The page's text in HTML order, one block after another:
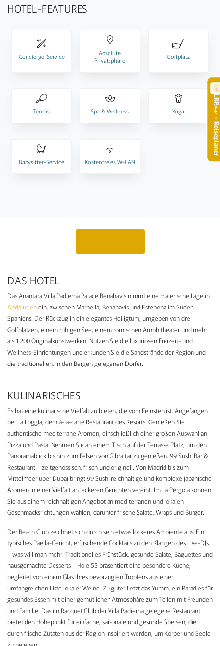
–
HOTEL-FEATURES
Concierge-Service
Absolute
Privatsphäre
Golfplatz
Tennis Spa & Wellness Yoga
Babysitter-Service Kostenfreies W-LAN
DAS HOTEL
Das Anantara Villa Padierna Palace Benahavís nimmt eine malerische Lage in
Andalusienein, zwischen Marbella, Benahavís und Estepona im Süden
Spaniens. Der Rückzug in ein elegantes Heiligtum, umgeben von drei
Golfplätzen, einem ruhigen See, einem römischen Amphitheater und mehr
als 1.200 Originalkunstwerken. Nutzen Sie die luxuriösen Freizeit- und
Wellness-Einrichtungen und erkunden Sie die Sandstrände der Region und
die traditionellen, in den Bergen gelegenen Dörfer.
KULINARISCHES
Es hat eine kulinarische Vielfalt zu bieten, die vom Feinsten ist. Angefangen
bei La Loggia, dem á-la-carte Restaurant des Resorts. Genießen Sie
authentische mediterrane Aromen, einschließlich einer großen Auswahl an
Pizza und Pasta. Nehmen Sie an einem Tisch auf der Terrasse Platz, um den
Panoramablick bis hin zum Felsen von Gibraltar zu genießen. 99 Sushi Bar &
Restaurant – zeitgenössisch, frisch und originell. Von Madrid bis zum
Mittelmeer über Dubai bringt 99 Sushi reichhaltige und komplexe japanische
Aromen in einer Vielfalt an leckeren Gerichten vereint. Im La Pérgola können
Sie aus einem reichhaltigen Angebot an mediterranen und lokalen
Geschmacksrichtungen wählen, darunter frische Salate, Wraps und Burger.
Der Beach Club zeichnet sich durch sein etwas lockeres Ambiente aus. Ein
typisches Paella-Gericht, erfrischende Cocktails zu den Klängen des Live-DJs
– was will man mehr. Traditionelles Frühstück, gesunde Salate, Baguettes und
hausgemachte Desserts – Hole 55 präsentiert eine besondere Küche,
begleitet von einem Glas Ihres bevorzugten Tropfens aus einer
umfangreichen Liste lokaler Weine. Zu guter Letzt das Yumm, ein Paradies für
gesundes Essen mit einer gemütlichen Atmosphäre zum Teilen mit Freunden
und Familie. Das im Racquet Club der Villa Padierna gelegene Restaurant
bietet den Höhepunkt für einfache, saisonale und gesunde Speisen, die
durch frische Zutaten aus der Region inspiriert werden, um Körper und Seele